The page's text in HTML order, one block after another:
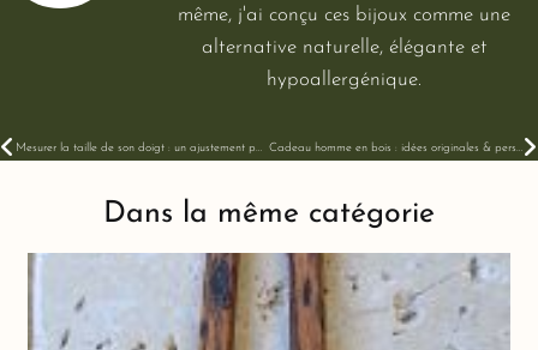
même, j'ai conçu ces bijoux comme une
alternative naturelle, élégante et
hypoallergénique.
Mesurer la taille de son doigt : un ajustement parfait pour une bague en bois adaptée ! Cadeau homme en bois : idées originales & personnalisées
Dans la même catégorie